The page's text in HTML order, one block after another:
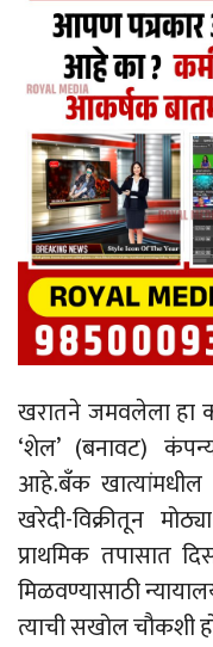
खरातने जमवलेला हा
‘शेल’ (बनावट)
आहे.बँक खात्यांमधील
खरेदी-विक्रीतून
प्राथमिक तपासात
मिळवण्यासाठी
त्याची सखोल चौकशी